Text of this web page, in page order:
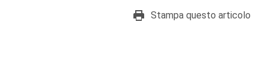
Stampa questo articolo